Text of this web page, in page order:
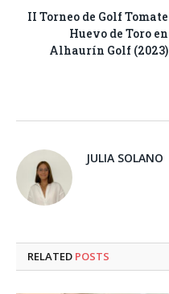
II Torneo de Golf Tomate
Huevo de Toro en
Alhaurín Golf (2023)
JULIA SOLANO
RELATED POSTS